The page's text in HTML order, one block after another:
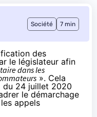
Société 7 min
des
le législateur afin
dans les
». Cela
du 24 juillet 2020
le démarchage
appels